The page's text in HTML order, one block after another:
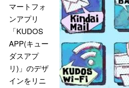
マートフォ
ンアプリ
「KUDOS
APP(キュー
ダスアプ
リ)」のデザ
インをリニ